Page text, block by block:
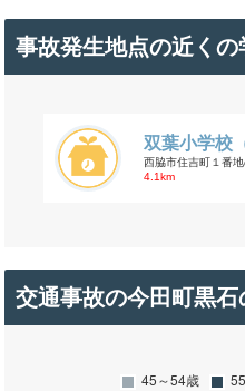
事故発生地点の近くの
双葉小学校
西脇市住吉町１番地
4.1km
交通事故の今田町黒石